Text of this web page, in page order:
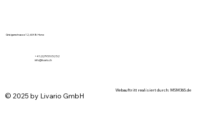
Grisigenstrasse 12, 6048 Horw
+41 (0)79 510 52 52
info@livario.ch
© 2025 by Livario GmbH
Webauftritt realisiert durch: MSM365.de